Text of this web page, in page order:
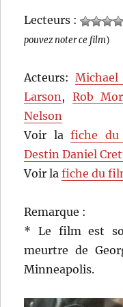
Lecteurs :
pouvez noter ce film)
Acteurs:Michael
Larson, Rob
Nelson
Voir lafiche
Destin Daniel
Voir lafiche du
Remarque :
* Le film est
meurtre de
Minneapolis.